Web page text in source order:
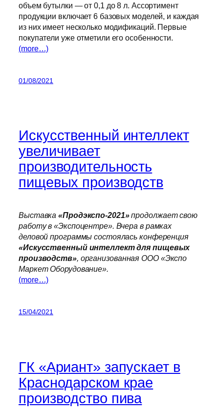
объем бутылки — от 0,1 до 8 л. Ассортимент
продукции включает 6 базовых моделей, и каждая
из них имеет несколько модификаций. Первые
покупатели уже отметили его особенности.
(more…)
01/08/2021
Искусственный интеллект
увеличивает
производительность
пищевых производств
Выставка«Продэкспо-2021»продолжает свою
работу в «Экспоцентре». Вчера в рамках
деловой программы состоялась конференция
«Искусственный интеллект для пищевых
производств», организованная ООО «Экспо
Маркет Оборудование».
(more…)
15/04/2021
ГК «Ариант» запускает в
Краснодарском крае
производство пива